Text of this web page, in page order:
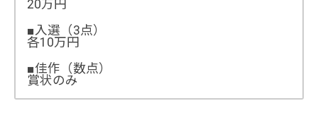
20万円
■入選（3点）
各10万円
■佳作（数点）
賞状のみ